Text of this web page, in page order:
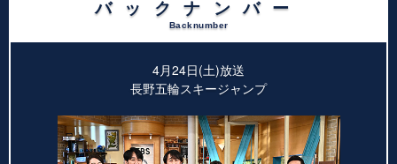
バックナンバー
Backnumber
4月24日(土)放送
長野五輪スキージャンプ